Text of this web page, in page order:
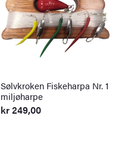
Sølvkroken Fiskeharpa Nr. 1
miljøharpe
kr249,00